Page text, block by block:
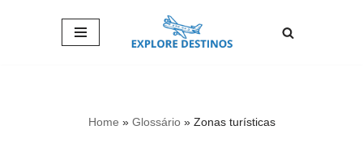
Home » Glossário» Zonas turísticas